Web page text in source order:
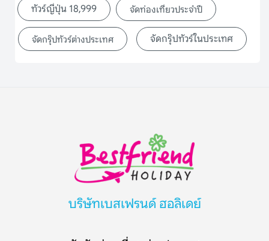
ทัวร์ญี่ปุ่น 18,999 จัดท่องเที่ยวประจำปี
จัดกรุ๊ปทัวร์ต่างประเทศ จัดกรุ๊ปทัวร์ในประเทศ
บริษัทเบสเฟรนด์ ฮอลิเดย์